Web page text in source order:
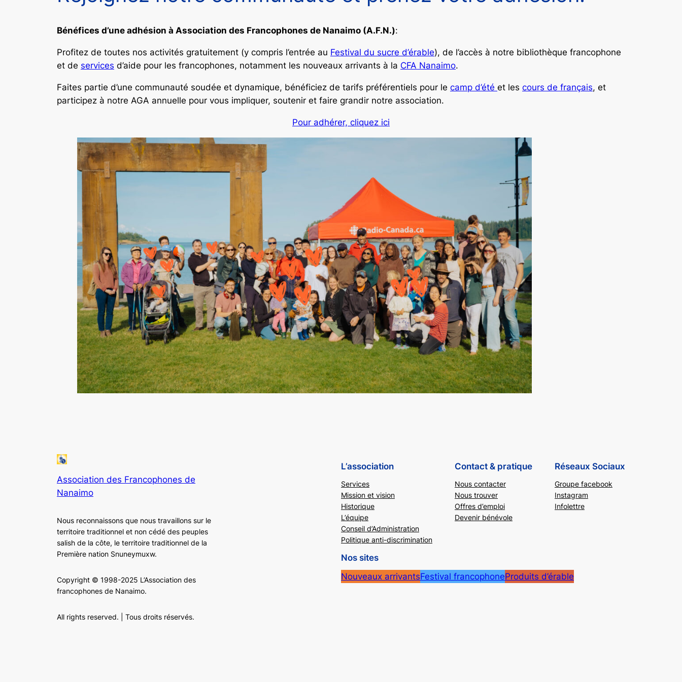
Bénéfices d’une adhésion à Association des Francophones de Nanaimo (A.F.N.):
Profitez de toutes nos activités gratuitement (y compris l’entrée au Festival du sucre d’érable), de l’accès à notre bibliothèque francophone
et de services d’aide pour les francophones, notamment les nouveaux arrivants à la CFA Nanaimo.
Faites partie d’une communauté soudée et dynamique, bénéficiez de tarifs préférentiels pour le camp d’été et les cours de français, et
participez à notre AGA annuelle pour vous impliquer, soutenir et faire grandir notre association.
Pour adhérer, cliquez ici
Association des Francophones de
Nanaimo
Nous reconnaissons que nous travaillons sur le
territoire traditionnel et non cédé des peuples
salish de la côte, le territoire traditionnel de la
Première nation Snuneymuxw.
Copyright © 1998-2025 L’Association des
francophones de Nanaimo.
All rights reserved. | Tous droits réservés.
L’association
Services
Mission et vision
Historique
L’équipe
Conseil d’Administration
Politique anti-discrimination
Contact & pratique
Nous contacter
Nous trouver
Offres d’emploi
Devenir bénévole
Réseaux Sociaux
Groupe facebook
Instagram
Infolettre
Nos sites
Nouveaux arrivantsFestival francophoneProduits d’érable